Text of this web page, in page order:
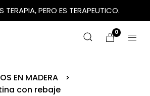
TERAPIA, PERO ES TERAPEUTICO.
0
EN MADERA
con rebaje